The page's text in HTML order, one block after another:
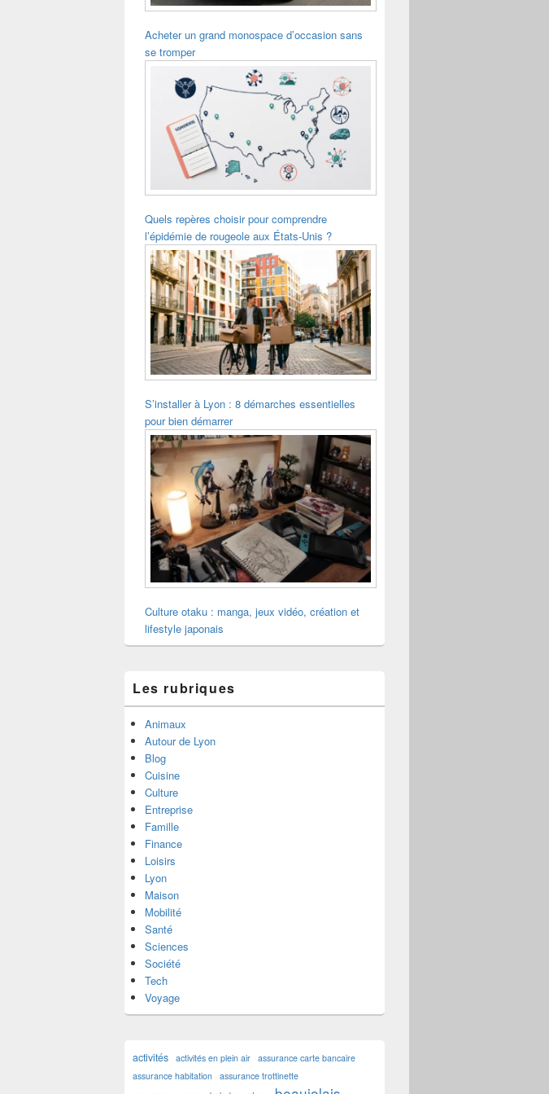
Acheter un grand monospace d’occasion sans
se tromper
Quels repères choisir pour comprendre
l’épidémie de rougeole aux États-Unis ?
S’installer à Lyon : 8 démarches essentielles
pour bien démarrer
Culture otaku : manga, jeux vidéo, création et
lifestyle japonais
Les rubriques
Animaux
Autour de Lyon
Blog
Cuisine
Culture
Entreprise
Famille
Finance
Loisirs
Lyon
Maison
Mobilité
Santé
Sciences
Société
Tech
Voyage
activités activités en plein air assurance carte bancaire
assurance habitation assurance trottinette